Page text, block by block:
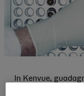
In Kenvue,